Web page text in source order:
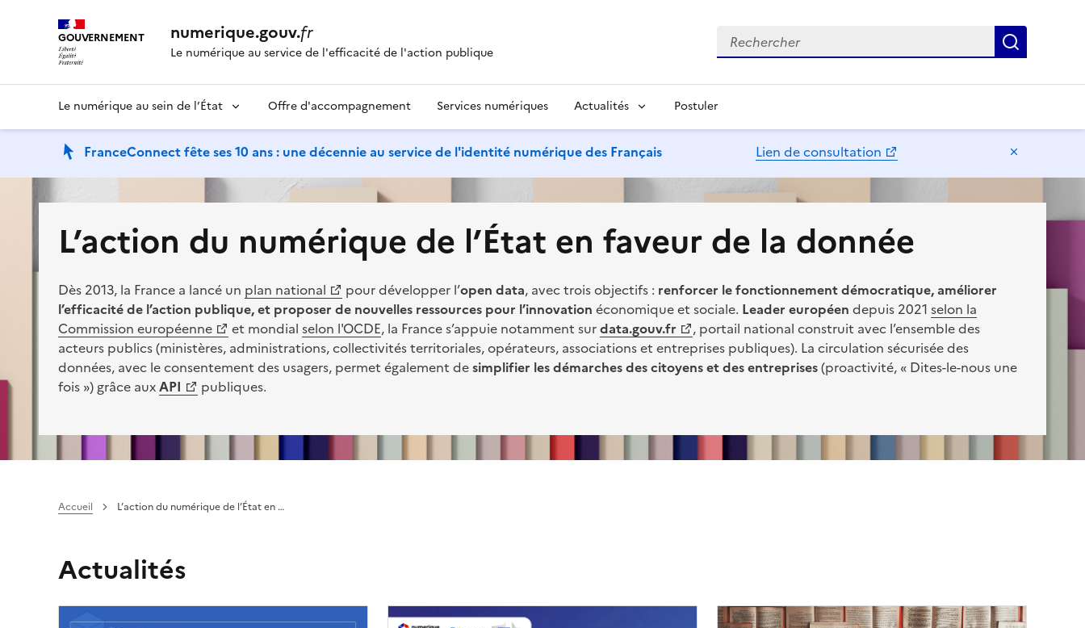
GOUVERNEMENT numerique.gouv.fr
Le numérique au service de l'efficacité de l'action publique
Rechercher
Le numérique au sein de l’État Offre d'accompagnement Services numériques Actualités Postuler
FranceConnect fête ses 10 ans : une décennie au service de l'identité numérique des Français Lien de consultation
L’action du numérique de l’État en faveur de la donnée
Dès 2013, la France a lancé un
(Ouvre une nouvelle fenêtre)
plan national pour développer l’open data, avec trois objectifs : renforcer le fonctionnement démocratique, améliorer
l’efficacité de l’action publique, et proposer de nouvelles ressources pour l’innovation économique et sociale. Leader européen depuis 2021
(Ouvre une nouvelle fenêtre)
selon la
Commission européenne
et mondial selon l'OCDE, la France s’appuie notamment sur
(Ouvre une nouvelle fenêtre)
data.gouv.fr
, portail national construit avec l’ensemble des
acteurs publics (ministères, administrations, collectivités territoriales, opérateurs, associations et entreprises publiques). La circulation sécurisée des
données, avec le consentement des usagers, permet également desimplifier les démarches des citoyens et des entreprises(proactivité, « Dites-le-nous une
fois ») grâce auxAPI publiques.
Accueil L’action du numérique de l’État en …
Actualités